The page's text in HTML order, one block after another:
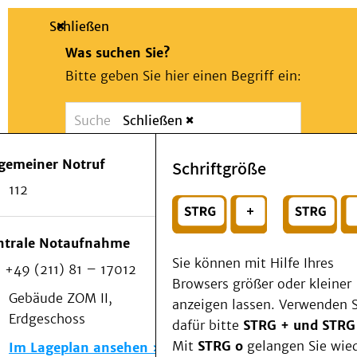
Suche
Schließen
Was suchen Sie?
Bitte geben Sie hier einen Begriff ein:
Suchen
Wählen Sie ein Thema für Ihren
Notfall
Schließen
Notruf
112
Notaufnahme
+49 (211) 81 – 17012
Gebäude ZOM II,
Erdgeschoss
Im Lageplan ansehen
Schriftgröße
Sie können mit Hilfe Ihres
Browsers größer oder kleiner
anzeigen lassen. Verwenden
dafür bitte STRG + und
Mit STRG o gelangen Sie
Patienten & Besucher
Als Patient am UKD
Beratung und Unterstützung
Veranstaltungen
Kommunikation im Medizinwesen (KIM)
Notfall
Forschung & Lehre
Medizinische Fakultät